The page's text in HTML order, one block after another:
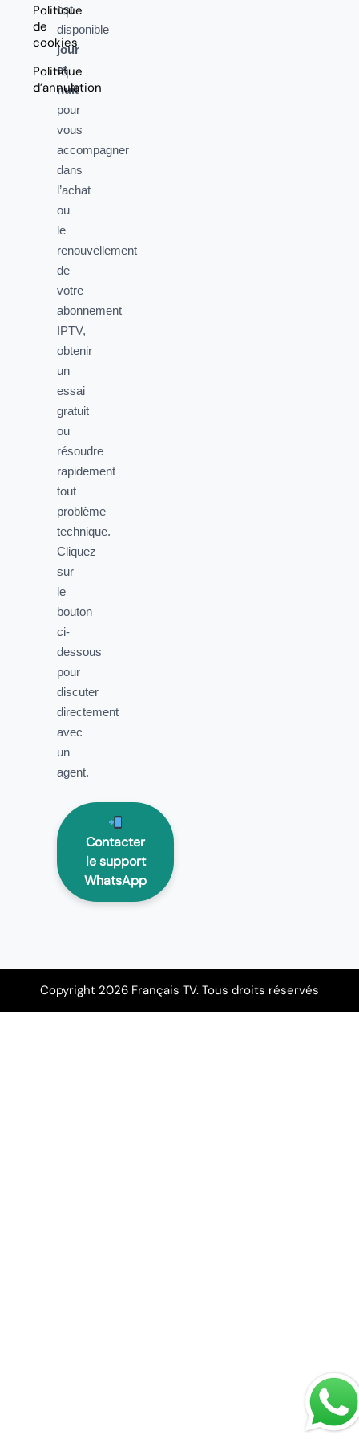
Politique
de
cookies
Politique
d’annulation
est
disponible
jour
et
nuit
pour
vous
accompagner
dans
l’achat
ou
le
renouvellement
de
votre
abonnement
IPTV,
obtenir
un
essai
gratuit
ou
résoudre
rapidement
tout
problème
technique.
Cliquez
sur
le
bouton
ci-
dessous
pour
discuter
directement
avec
un
agent.
Contacter
le support
WhatsApp
Copyright 2026 Français TV. Tous droits réservés